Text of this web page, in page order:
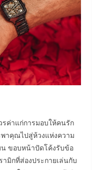
ค่าแก่การมอบให้คนรัก
พาคุณไปสู่ห้วงแห่งความ
น ขอบหน้าปัดโค้งรับข้อ
มิกที่ส่องประกายเล่นกับ